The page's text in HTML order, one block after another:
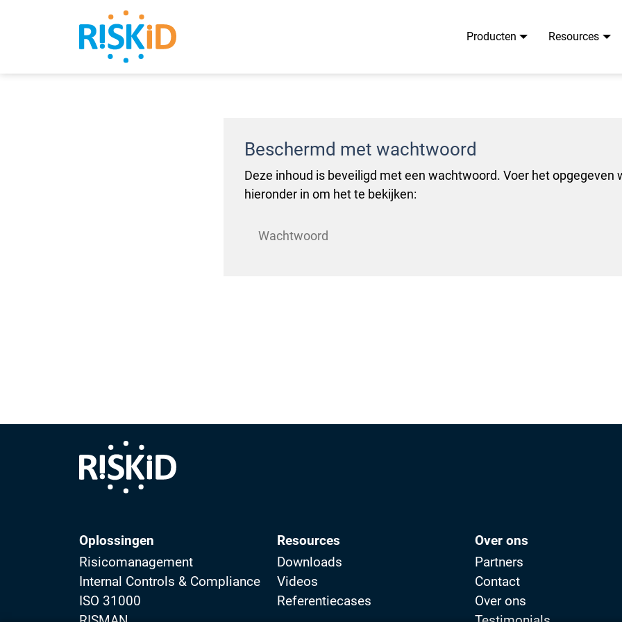
Producten Resources
Zoeken
Beschermd met wachtwoord
Deze inhoud is beveiligd met een wachtwoord. Voer het opgegeven
hieronder in om het te bekijken:
Oplossingen
Risicomanagement
Internal Controls & Compliance
ISO 31000
Resources
Downloads
Videos
Referentiecases
Over ons
Partners
Contact
Over ons